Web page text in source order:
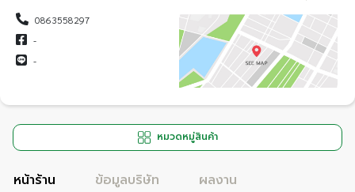
0863558297
-
-
หมวดหมู่สินค้า
หน้าร้าน ข้อมูลบริษัท ผลงาน